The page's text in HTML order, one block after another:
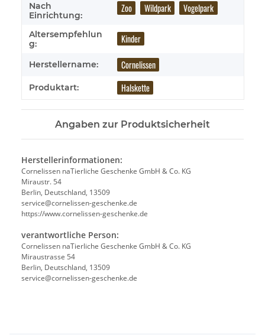
Nach
Einrichtung:
Zoo Wildpark Vogelpark
Altersempfehlun
g:
Kinder
Herstellername: Cornelissen
Produktart: Halskette
Angaben zur Produktsicherheit
Herstellerinformationen:
Cornelissen naTierliche Geschenke GmbH & Co. KG
Miraustr. 54
Berlin, Deutschland, 13509
service@cornelissen-geschenke.de
https://www.cornelissen-geschenke.de
verantwortliche Person:
Cornelissen naTierliche Geschenke GmbH & Co. KG
Miraustrasse 54
Berlin, Deutschland, 13509
service@cornelissen-geschenke.de